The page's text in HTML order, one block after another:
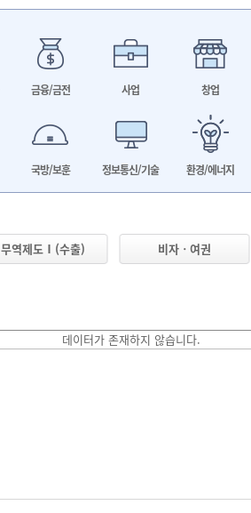
금융/금전 사업 창업
국방/보훈 정보통신/기술 환경/에너지
무역제도Ⅰ(수출) 비자ㆍ여권
데이터가 존재하지 않습니다.